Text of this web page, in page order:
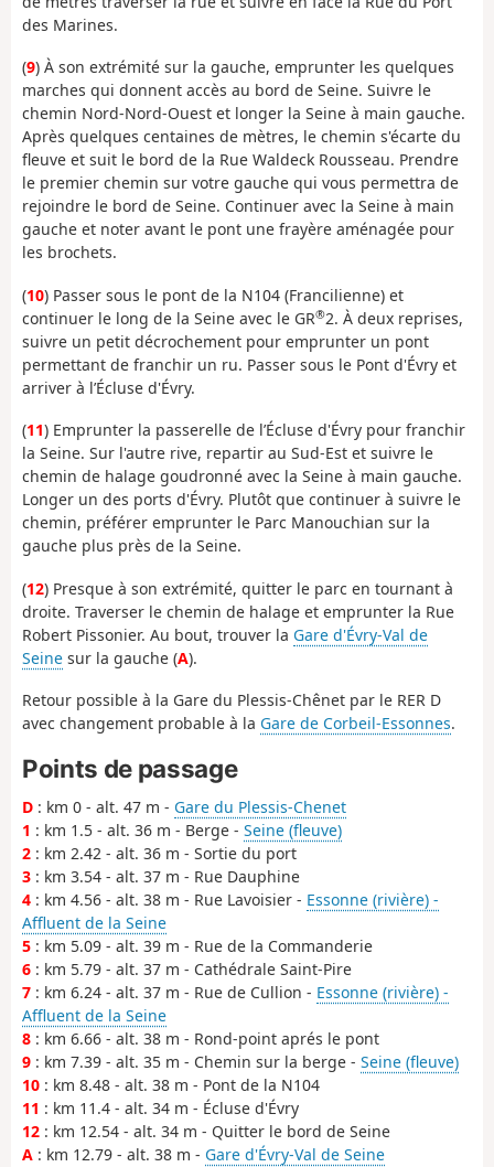
des Marines.
(9) À son extrémité sur la gauche, emprunter les quelques
marches qui donnent accès au bord de Seine. Suivre le
chemin Nord-Nord-Ouest et longer la Seine à main gauche.
Après quelques centaines de mètres, le chemin s'écarte du
fleuve et suit le bord de la Rue Waldeck Rousseau. Prendre
le premier chemin sur votre gauche qui vous permettra de
rejoindre le bord de Seine. Continuer avec la Seine à main
gauche et noter avant le pont une frayère aménagée pour
les brochets.
(10) Passer sous le pont de la N104 (Francilienne) et
continuer le long de la Seine avec le GR®2. À deux reprises,
suivre un petit décrochement pour emprunter un pont
permettant de franchir un ru. Passer sous le Pont d'Évry et
arriver à l’Écluse d'Évry.
(11) Emprunter la passerelle de l’Écluse d'Évry pour franchir
la Seine. Sur l'autre rive, repartir au Sud-Est et suivre le
chemin de halage goudronné avec la Seine à main gauche.
Longer un des ports d'Évry. Plutôt que continuer à suivre le
chemin, préférer emprunter le Parc Manouchian sur la
gauche plus près de la Seine.
(12) Presque à son extrémité, quitter le parc en tournant à
droite. Traverser le chemin de halage et emprunter la Rue
Robert Pissonier. Au bout, trouver la Gare d'Évry-Val de
Seine sur la gauche (A).
Retour possible à la Gare du Plessis-Chênet par le RER D
avec changement probable à la Gare de Corbeil-Essonnes.
Points de passage
D : km 0 - alt. 47 m - Gare du Plessis-Chenet
1 : km 1.5 - alt. 36 m - Berge - Seine (fleuve)
2 : km 2.42 - alt. 36 m - Sortie du port
3 : km 3.54 - alt. 37 m - Rue Dauphine
4 : km 4.56 - alt. 38 m - Rue Lavoisier - Essonne (rivière) -
Affluent de la Seine
5 : km 5.09 - alt. 39 m - Rue de la Commanderie
6 : km 5.79 - alt. 37 m - Cathédrale Saint-Pire
7 : km 6.24 - alt. 37 m - Rue de Cullion - Essonne (rivière) -
Affluent de la Seine
8 : km 6.66 - alt. 38 m - Rond-point aprés le pont
9 : km 7.39 - alt. 35 m - Chemin sur la berge - Seine (fleuve)
10 : km 8.48 - alt. 38 m - Pont de la N104
11 : km 11.4 - alt. 34 m - Écluse d'Évry
12 : km 12.54 - alt. 34 m - Quitter le bord de Seine
A : km 12.79 - alt. 38 m - Gare d'Évry-Val de Seine